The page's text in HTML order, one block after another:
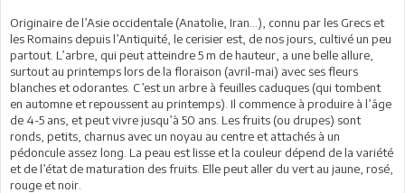
Originaire de l’Asie occidentale (Anatolie, Iran…), connu par les Grecs et
les Romains depuis l’Antiquité, le cerisier est, de nos jours, cultivé un peu
partout. L’arbre, qui peut atteindre 5 m de hauteur, a une belle allure,
surtout au printemps lors de la floraison (avril-mai) avec ses fleurs
blanches et odorantes. C’est un arbre à feuilles caduques (qui tombent
en automne et repoussent au printemps). Il commence à produire à l’âge
de 4-5 ans, et peut vivre jusqu’à 50 ans. Les fruits (ou drupes) sont
ronds, petits, charnus avec un noyau au centre et attachés à un
pédoncule assez long. La peau est lisse et la couleur dépend de la variété
et de l’état de maturation des fruits. Elle peut aller du vert au jaune, rosé,
rouge et noir.